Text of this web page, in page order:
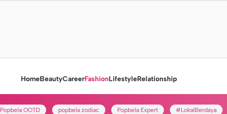
HomeBeautyCareerFashionLifestyleRelationship
Popbela OOTD popbela zodiac Popbela Expert #LokalBerdaya